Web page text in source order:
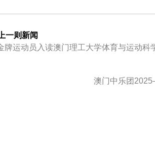
上一则新闻
牌运动员入读澳门理工大学体育与运动科
澳门中乐团